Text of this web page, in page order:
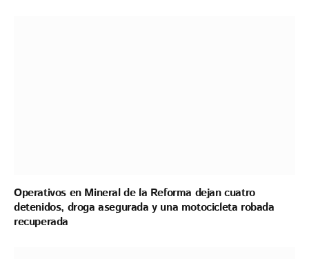
Operativos en Mineral de la Reforma dejan cuatro
detenidos, droga asegurada y una motocicleta robada
recuperada